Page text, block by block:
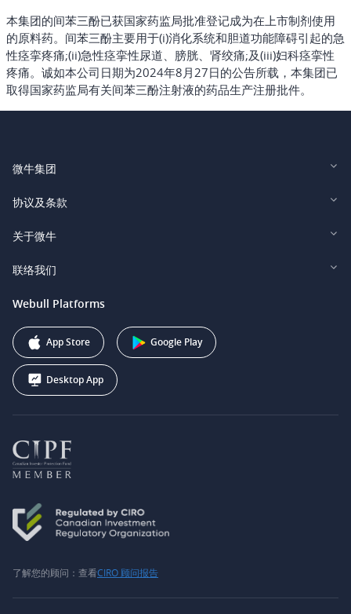
本集团的间苯三酚已获国家药监局批准登记成为在上市制剂使用
的原料药。间苯三酚主要用于(i)消化系统和胆道功能障碍引起的急
性痉挛疼痛;(ii)急性痉挛性尿道、膀胱、肾绞痛;及(iii)妇科痉挛性
疼痛。诚如本公司日期为2024年8月27日的公告所载，本集团已
取得国家药监局有关间苯三酚注射液的药品生产注册批件。
微牛集团
Webull Financial LLC (US)
Webull Securities South Africa (Pty) Ltd.
Webull Securities (Australia) Pty. Ltd.
Webull Corporation
协议及条款
Legal and Disclosures
关于微牛
投资者关系
联络我们
support@webull.ca
+1 (888) 228-0958
Webull Platforms
App Store Google Play
Desktop App
了解您的顾问：查看CIRO 顾问报告